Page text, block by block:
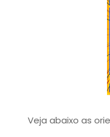
Veja abaixo as